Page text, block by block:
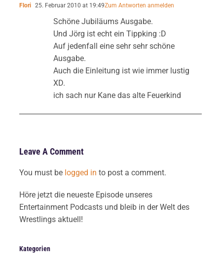
Flori 25. Februar 2010 at 19:49Zum Antworten anmelden
Schöne Jubiläums Ausgabe.
Und Jörg ist echt ein Tippking :D
Auf jedenfall eine sehr sehr schöne
Ausgabe.
Auch die Einleitung ist wie immer lustig
XD.
ich sach nur Kane das alte Feuerkind
Leave A Comment
You must be logged in to post a comment.
Höre jetzt die neueste Episode unseres
Entertainment Podcasts und bleib in der Welt des
Wrestlings aktuell!
Kategorien